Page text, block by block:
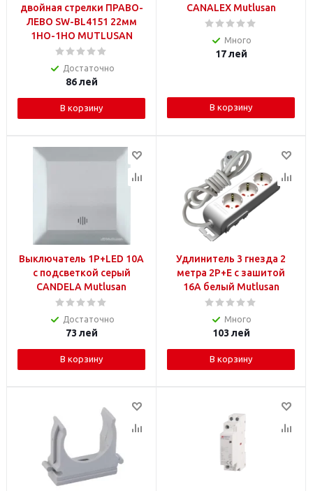
двойная стрелки ПРАВО-
ЛЕВО SW-BL4151 22мм
1НO-1НO MUTLUSAN
Достаточно
86лей
В корзину
CANALEX Mutlusan
Много
17лей
В корзину
Выключатель 1P+LED 10A
с подсветкой серый
CANDELA Mutlusan
Достаточно
73 лей
В корзину
Удлинитель 3 гнезда 2
метра 2P+E c зашитой
16A белый Mutlusan
Много
103 лей
В корзину